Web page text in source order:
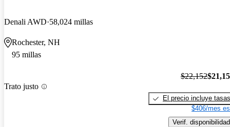
Denali AWD 58,024 millas
Rochester, NH
95 millas
Trato justo
$22,152
El precio incluye tasas
$406/mes
Verif. disponibilidad